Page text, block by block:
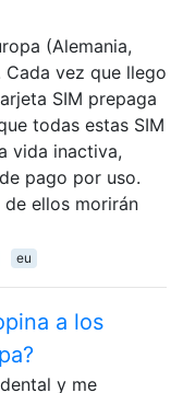
(Alemania,
Cada vez que llego
SIM prepaga
todas estas SIM
vida inactiva,
pago por uso.
ellos morirán
eu
a los
y me